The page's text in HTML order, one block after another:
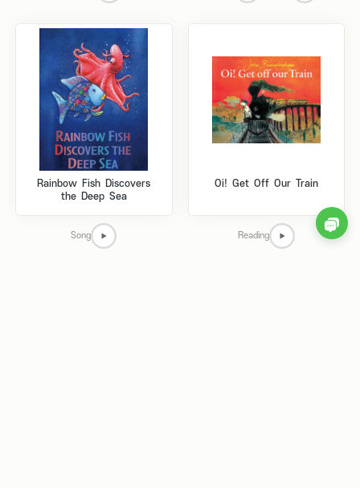
Rainbow Fish Discovers
the Deep Sea
Song
Oi! Get Off Our Train
Reading